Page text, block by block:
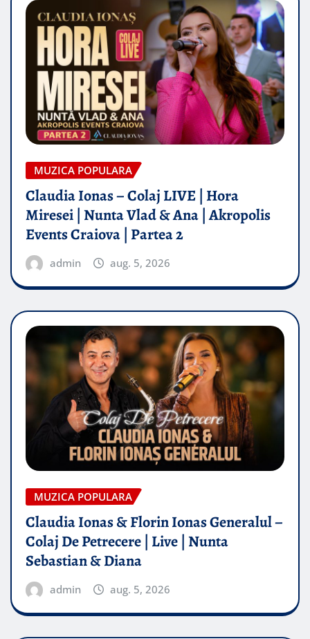
MUZICA POPULARA
Claudia Ionas – Colaj LIVE | Hora
Miresei | Nunta Vlad & Ana | Akropolis
Events Craiova | Partea 2
admin aug. 5, 2026
MUZICA POPULARA
Claudia Ionas & Florin Ionas Generalul –
Colaj De Petrecere | Live | Nunta
Sebastian & Diana
admin aug. 5, 2026